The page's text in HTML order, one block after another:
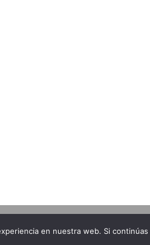
en nuestra web. Si